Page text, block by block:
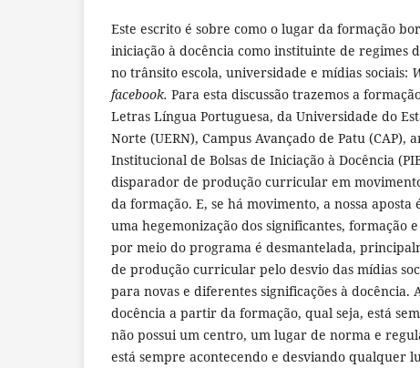
Este escrito é sobre como o lugar da formação
iniciação à docência como instituinte de regimes
no trânsito escola, universidade e mídias sociais:
facebook. Para esta discussão trazemos a
Letras Língua Portuguesa, da Universidade do
Norte (UERN), Campus Avançado de Patu (CAP),
Institucional de Bolsas de Iniciação à Docência
disparador de produção curricular em
da formação. E, se há movimento, a nossa aposta
uma hegemonização dos significantes, formação
por meio do programa é desmantelada,
de produção curricular pelo desvio das mídias
para novas e diferentes significações à docência.
docência a partir da formação, qual seja, está
não possui um centro, um lugar de norma e
está sempre acontecendo e desviando qualquer